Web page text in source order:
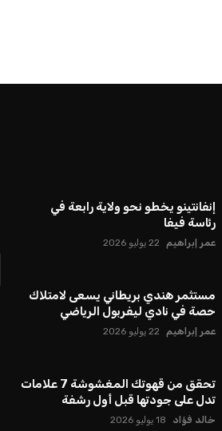
إنفانتينو يخطو نحو ولاية رابعة في
رئاسة فيفا
عمر إبراهيم 22 يوليو 2026
مستثمر هندي بريطاني يسعى لامتلاك
حصة في نادي ليفربول الرياضي
عمر إبراهيم 22 يوليو 2026
تحقق من قهوتك المغشوشة 7 علامات
تدل على جودتها قبل أول رشفة
خالد فؤاد 18 يوليو 2026